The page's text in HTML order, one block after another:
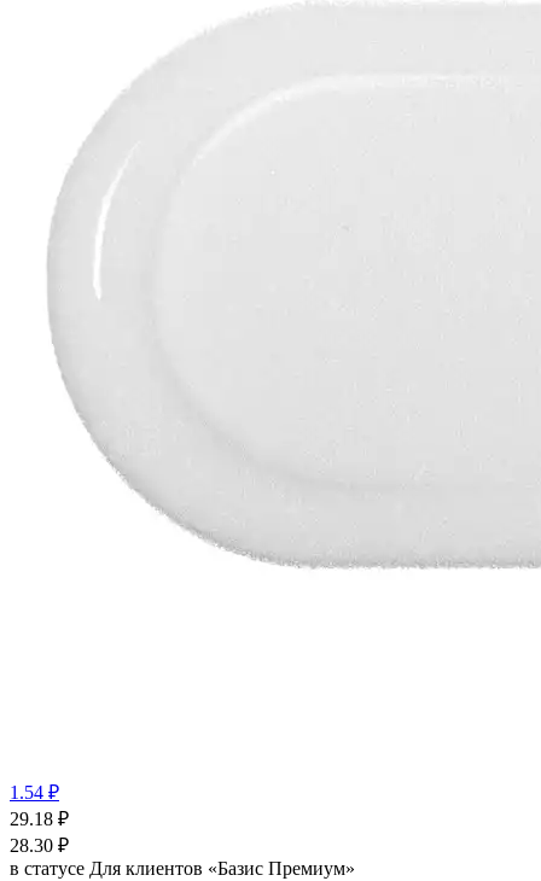
1.54 ₽
29.18 ₽
28.30 ₽
в статусе Для клиентов «Базис Премиум»